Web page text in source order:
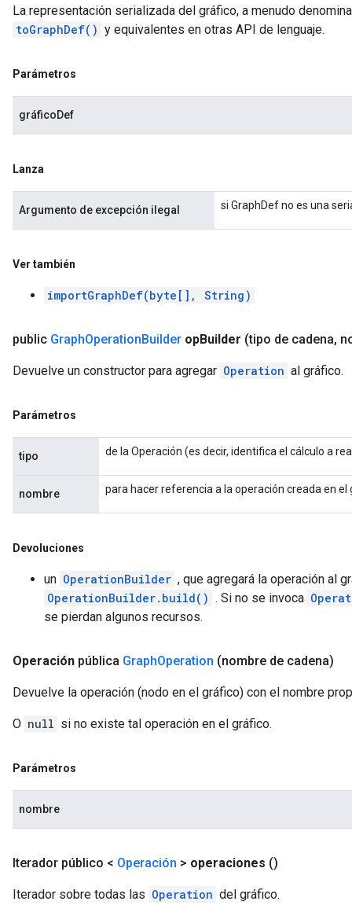
La representación serializada del gráfico, a menudo
toGraphDef() y equivalentes en otras API de lenguaje.
Parámetros
gráficoDef
Lanza
Argumento de excepción ilegal si GraphDef no es una
Ver también
importGraphDef(byte[], String)
public GraphOperationBuilder opBuilder (tipo de cadena,
Devuelve un constructor para agregar Operation al gráfico.
Parámetros
tipo de la Operación (es decir, identifica el cálculo a
nombre para hacer referencia a la operación creada en el
Devoluciones
un OperationBuilder , que agregará la operación al
OperationBuilder.build() . Si no se invoca
se pierdan algunos recursos.
Operación pública GraphOperation (nombre de cadena)
Devuelve la operación (nodo en el gráfico) con el nombre
O null si no existe tal operación en el gráfico.
Parámetros
nombre
Iterador público < Operación > operaciones ()
Iterador sobre todas las Operation del gráfico.